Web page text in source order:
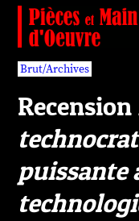
Brut/Archives
Faits divers
Nécrotechnologies
Documents
Librairie/Service
Pièces détachées
Brut/Archives
Recension
puissante